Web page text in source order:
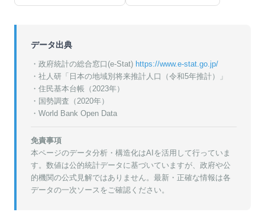
データ出典
・政府統計の総合窓口(e-Stat) https://www.e-stat.go.jp/
・ 社人研「日本の地域別将来推計人口（令和5年推計）」
・ 住民基本台帳（2023年）
・ 国勢調査（2020年）
・World Bank Open Data
免責事項
本ページのデータ分析・構造化はAIを活用して行っていま
す。数値は公的統計データに基づいていますが、政府や公
的機関の公式見解ではありません。最新・正確な情報は各
データの一次ソースをご確認ください。